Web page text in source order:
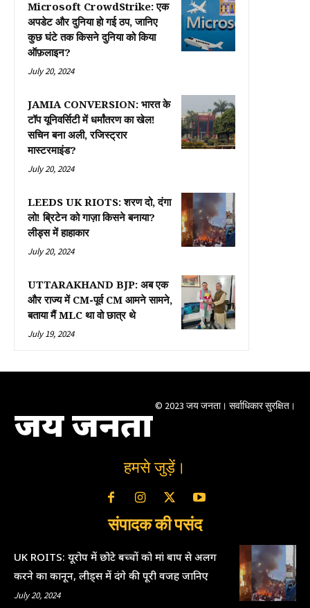
Microsoft CrowdStrike: एक
अपडेट और दुनिया हो गई ठप, जानिए
कुछ घंटे तक किसने दुनिया को किया
ऑफ़लाइन?
July 20, 2024
JAMIA CONVERSION: भारत के
टॉप यूनिवर्सिटी में धर्मांतरण का खेल!
सचिन बना अली, रजिस्ट्रार
मास्टरमाइंड?
July 20, 2024
LEEDS UK RIOTS: शरण दो, दंगा
लो! ब्रिटेन को गाज़ा किसने बनाया?
लीड्स में हाहाकार
July 20, 2024
UTTARAKHAND BJP: अब एक
और राज्य में CM-पूर्व CM आमने सामने,
बताया मैं MLC था वो छात्र थे
July 19, 2024
जय जनता © 2023 जय जनता। सर्वाधिकार सुरक्षित।
हमसे जुड़ें।
संपादक की पसंद
UK ROITS: यूरोप में छोटे बच्चों को मां बाप से अलग
करने का कानून, लीड्स में दंगे की पूरी वजह जानिए
July 20, 2024